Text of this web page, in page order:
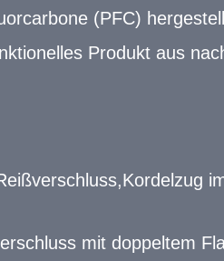
(PFC)
Produkt aus
mit doppeltem